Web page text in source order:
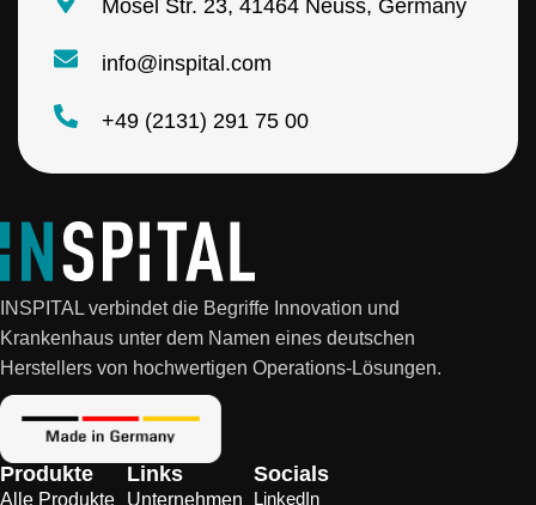
Mosel Str. 23, 41464 Neuss, Germany
info@inspital.com
+49 (2131) 291 75 00
INSPITAL verbindet die Begriffe Innovation und
Krankenhaus unter dem Namen eines deutschen
Herstellers von hochwertigen Operations-Lösungen.
Produkte
Alle Produkte
Links
Unternehmen
Socials
LinkedIn